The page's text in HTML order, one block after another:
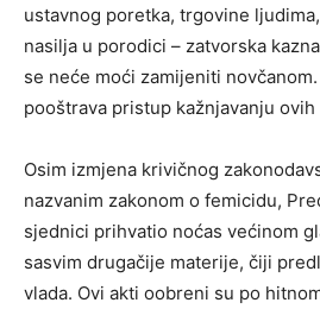
ustavnog poretka, trgovine
nasilja u porodici – zatvorska
se neće moći zamijeniti
pooštrava pristup kažnjavanju
Osim izmjena krivičnog
nazvanim zakonom o femicidu,
sjednici prihvatio noćas većinom
sasvim drugačije materije, čiji
vlada. Ovi akti oobreni su po